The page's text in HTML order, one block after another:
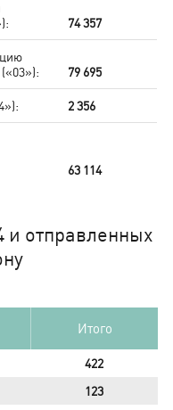
74 357
79 695
2 356
63 114
и отправленных
Итого
422
123